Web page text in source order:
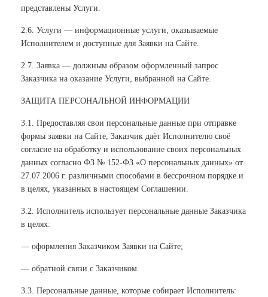
представлены Услуги.
2.6. Услуги — информационные услуги, оказываемые
Исполнителем и доступные для Заявки на Сайте.
2.7. Заявка — должным образом оформленный запрос
Заказчика на оказание Услуги, выбранной на Сайте.
ЗАЩИТА ПЕРСОНАЛЬНОЙ ИНФОРМАЦИИ
3.1. Предоставляя свои персональные данные при отправке
формы заявки на Сайте, Заказчик даёт Исполнителю своё
согласие на обработку и использование своих персональных
данных согласно ФЗ № 152-ФЗ «О персональных данных» от
27.07.2006 г. различными способами в бессрочном порядке и
в целях, указанных в настоящем Соглашении.
3.2. Исполнитель использует персональные данные Заказчика
в целях:
— оформления Заказчиком Заявки на Сайте;
— обратной связи с Заказчиком.
3.3. Персональные данные, которые собирает Исполнитель: